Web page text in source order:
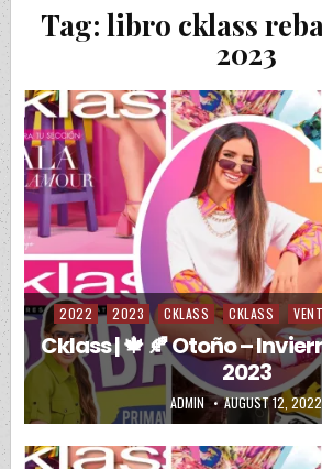
Tag: libro cklass
2023
Posted in
2022 2023 CKLASS CKLASS
Cklass | 🍁 🍂 Otoño –
2023
AUTHOR:
ADMIN PUBLISHED DATE:
AUGUST 12, 2022